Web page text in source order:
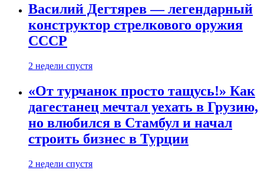
Василий Дегтярев — легендарный
конструктор стрелкового оружия
СССР
2 недели спустя
«От турчанок просто тащусь!» Как
дагестанец мечтал уехать в Грузию,
но влюбился в Стамбул и начал
строить бизнес в Турции
2 недели спустя